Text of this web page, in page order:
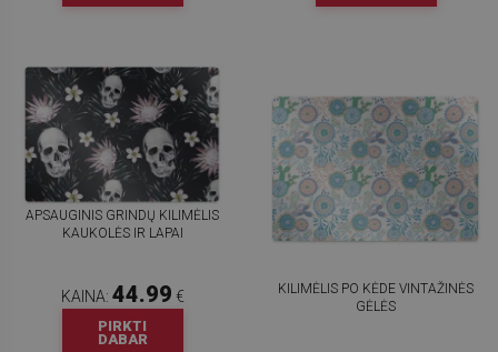
APSAUGINIS GRINDŲ KILIMĖLIS
KAUKOLĖS IR LAPAI
KAINA: 44.99 €
PIRKTI
DABAR
KILIMĖLIS PO KĖDE VINTAŽINĖS
GĖLĖS